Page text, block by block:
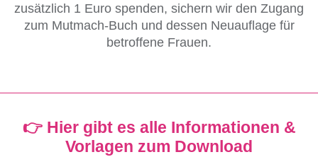
zusätzlich 1 Euro spenden, sichern wir den Zugang
zum Mutmach-Buch und dessen Neuauflage für
betroffene Frauen.
👉 Hier gibt es alle Informationen &
Vorlagen zum Download